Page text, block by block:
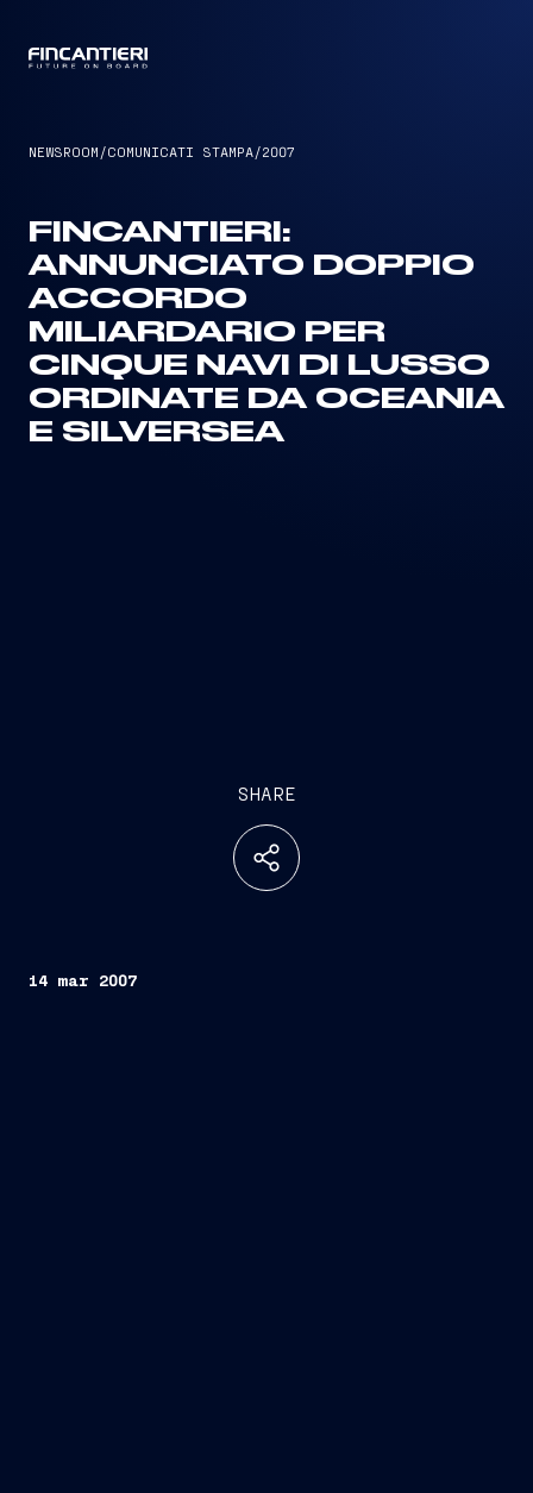
NEWSROOM /COMUNICATI STAMPA/2007
FINCANTIERI:
ANNUNCIATO DOPPIO
ACCORDO
MILIARDARIO PER
CINQUE NAVI DI LUSSO
ORDINATE DA OCEANIA
E SILVERSEA
SHARE
14 mar 2007